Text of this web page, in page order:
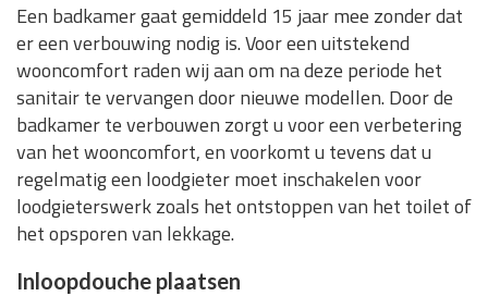
Een badkamer gaat gemiddeld 15 jaar mee zonder dat
er een verbouwing nodig is. Voor een uitstekend
wooncomfort raden wij aan om na deze periode het
sanitair te vervangen door nieuwe modellen. Door de
badkamer te verbouwen zorgt u voor een verbetering
van het wooncomfort, en voorkomt u tevens dat u
regelmatig een loodgieter moet inschakelen voor
loodgieterswerk zoals het ontstoppen van het toilet of
het opsporen van lekkage.
Inloopdouche plaatsen